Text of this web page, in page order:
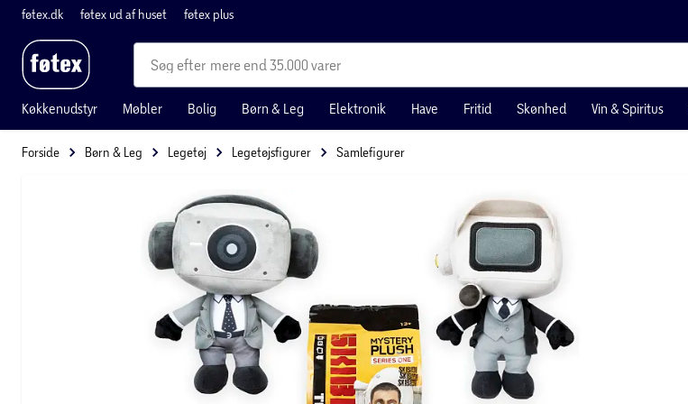
føtex.dk føtex ud af huset føtex plus
mere end 35.000 varer
Køkkenudstyr Møbler Bolig Børn & Leg Elektronik Have Fritid Skønhed Vin & Spiritus
Forside Børn & Leg Legetøj Legetøjsfigurer Samlefigurer